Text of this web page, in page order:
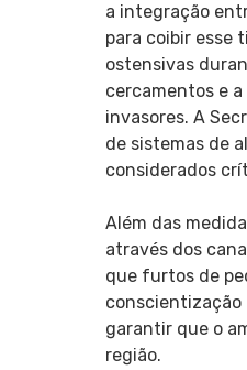
a integração
para coibir esse
ostensivas
cercamentos e
invasores. A
de sistemas de
considerados
Além das
através dos
que furtos de
conscientização
garantir que o
região.